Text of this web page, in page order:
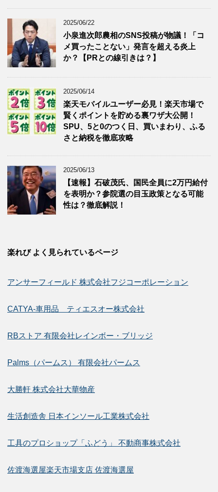
2025/06/22
小泉進次郎農相のSNS投稿が物議！「コ
メ買ったことない」発言を超える炎上
か？【PRとの線引きは？】
2025/06/14
楽天モバイルユーザー必見！楽天市場で
賢くポイントを貯める裏ワザ大公開！
SPU、5と0のつく日、買いまわり、ふる
さと納税を徹底攻略
2025/06/13
【速報】石破茂氏、国民全員に2万円給付
を表明か？参院選の目玉政策となる可能
性は？徹底解説！
楽れび よく見られているページ
アンサーフィールド 株式会社フジコーポレーション
CATYA-車用品 ティエスオー株式会社
RBストア 有限会社レインボー・ブリッジ
Palms（パームス） 有限会社パームス
大勝軒 株式会社大華物産
生活創造舎 日本インソール工業株式会社
工具のプロショップ「ふどう」 不動商事株式会社
佐渡海選屋楽天市場支店 佐渡海選屋